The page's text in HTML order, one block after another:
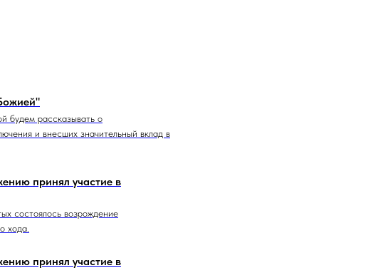
будем рассказывать о
и внесших значительный вклад в
принял участие в
состоялось возрождение
хода.
принял участие в